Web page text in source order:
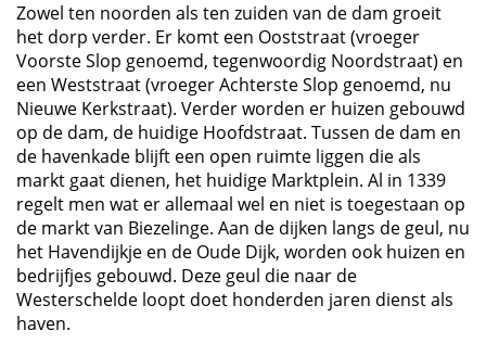
Zowel ten noorden als ten zuiden van de dam groeit
het dorp verder. Er komt een Ooststraat (vroeger
Voorste Slop genoemd, tegenwoordig Noordstraat) en
een Weststraat (vroeger Achterste Slop genoemd, nu
Nieuwe Kerkstraat). Verder worden er huizen gebouwd
op de dam, de huidige Hoofdstraat. Tussen de dam en
de havenkade blijft een open ruimte liggen die als
markt gaat dienen, het huidige Marktplein. Al in 1339
regelt men wat er allemaal wel en niet is toegestaan op
de markt van Biezelinge. Aan de dijken langs de geul, nu
het Havendijkje en de Oude Dijk, worden ook huizen en
bedrijfjes gebouwd. Deze geul die naar de
Westerschelde loopt doet honderden jaren dienst als
haven.